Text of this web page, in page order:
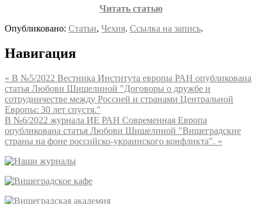
Читать статью
Опубликовано: Статьи, Чехия. Ссылка на запись.
Навигация
« В №5/2022 Вестника Института европы РАН опубликована
статья Любови Шишелиной "Договоры о дружбе и
сотрудничестве между Россией и странами Центральной
Европы: 30 лет спустя."
В №6/2022 журнала ИЕ РАН Современная Европа
опубликована статья Любови Шишелиной "Вишеградские
страны на фоне российско-украинского конфликта". »